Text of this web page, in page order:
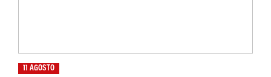
11 AGOSTO